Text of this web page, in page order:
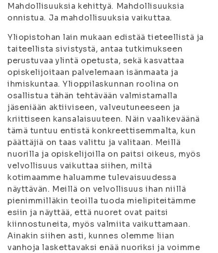
Mahdollisuuksia kehittyä. Mahdollisuuksia
onnistua. Ja mahdollisuuksia vaikuttaa.
Yliopistohan lain mukaan edistää tieteellistä ja
taiteellista sivistystä, antaa tutkimukseen
perustuvaa ylintä opetusta, sekä kasvattaa
opiskelijoitaan palvelemaan isänmaata ja
ihmiskuntaa. Ylioppilaskunnan roolina on
osallistua tähän tehtävään valmistamalla
jäseniään aktiiviseen, valveutuneeseen ja
kriittiseen kansalaisuuteen. Näin vaalikeväänä
tämä tuntuu entistä konkreettisemmalta, kun
päättäjiä on taas valittu ja valitaan. Meillä
nuorilla ja opiskelijoilla on paitsi oikeus, myös
velvollisuus vaikuttaa siihen, miltä
kotimaamme haluamme tulevaisuudessa
näyttävän. Meillä on velvollisuus ihan niillä
pienimmilläkin teoilla tuoda mielipiteitämme
esiin ja näyttää, että nuoret ovat paitsi
kiinnostuneita, myös valmiita vaikuttamaan.
Ainakin siihen asti, kunnes olemme liian
vanhoja laskettavaksi enää nuoriksi ja voimme